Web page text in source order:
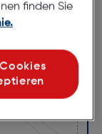
finden Sie